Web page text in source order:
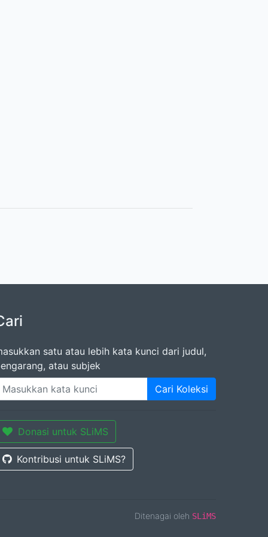
satu atau lebih kata kunci dari judul,
atau subjek
Cari Koleksi
Donasi untuk SLiMS
Kontribusi untuk SLiMS?
Ditenagai oleh SLiMS